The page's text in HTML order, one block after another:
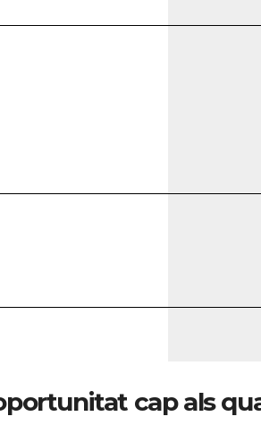
cap als